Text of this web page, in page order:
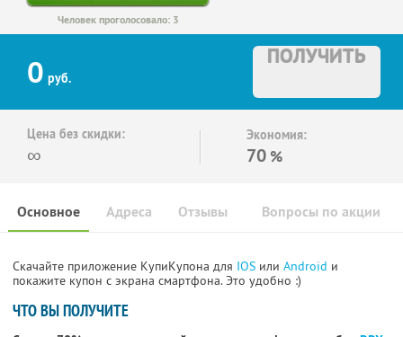
Человек проголосовало: 3
0 руб.
ПОЛУЧИТЬ
Цена без скидки:
∞
Экономия:
70 %
Основное Отзывы Вопросы по акции
Адреса
Скачайте приложение КупиКупона для IOS или Android и
покажите купон с экрана смартфона. Это удобно :)
ЧТО ВЫ ПОЛУЧИТЕ